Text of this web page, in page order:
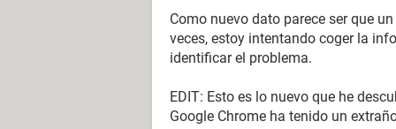
menú de opciones de Windows
para nada acceder al menú de
reiniciar o a apagar hacia pantalla
sesión.
Como nuevo dato parece ser que
veces, estoy intentando coger la
identificar el problema.
EDIT: Esto es lo nuevo que he
Google Chrome ha tenido un